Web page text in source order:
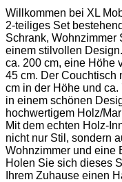
Willkommen bei XL
2-teiliges Set
Schrank, Wohnzimmer
einem stilvollen
ca. 200 cm, eine Höhe
45 cm. Der Couchtisch
cm in der Höhe und
in einem schönen
hochwertigem Holz/
Mit dem echten Holz-
nicht nur Stil, sondern
Wohnzimmer und eine
Holen Sie sich dieses
Ihrem Zuhause einen